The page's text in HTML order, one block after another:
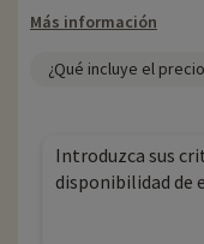
Más información
¿Qué incluye el
Introduzca sus
disponibilidad de